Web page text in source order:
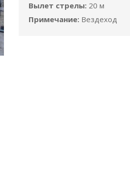
Вылет стрелы: 20 м
Примечание: Вездеход